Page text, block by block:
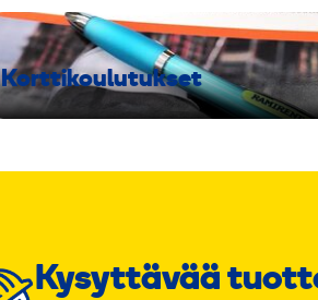
Korttikoulutukset
Kysyttävää